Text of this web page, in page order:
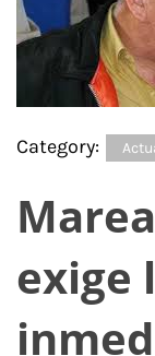
Category:
exige